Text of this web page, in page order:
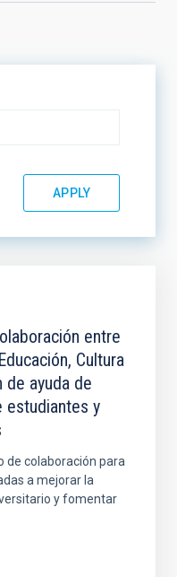
entre
Cultura
ayuda de
estudiantes y
de colaboración para
a mejorar la
y fomentar